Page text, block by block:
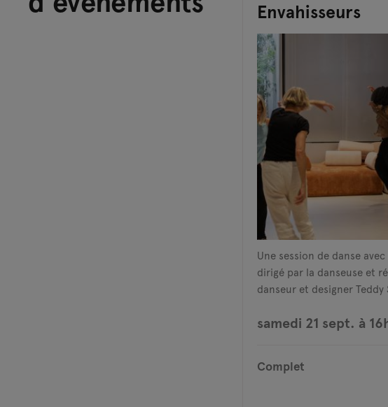
Envahisseurs
Une session de danse
dirigé par la danseuse et
danseur et designer Teddy
samedi 21 sept. à
Complet